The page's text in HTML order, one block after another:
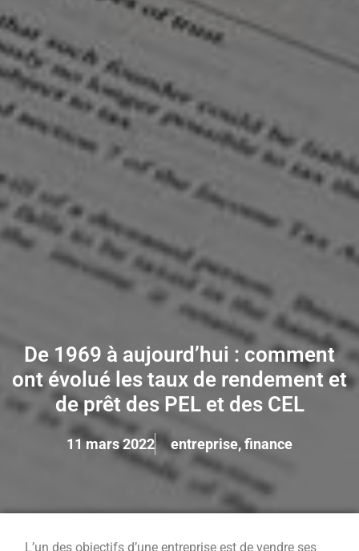
De 1969 à aujourd’hui : comment
ont évolué les taux de rendement et
de prêt des PEL et des CEL
11 mars 2022 entreprise,finance
L’un des objectifs d’une entreprise est de vendre ses